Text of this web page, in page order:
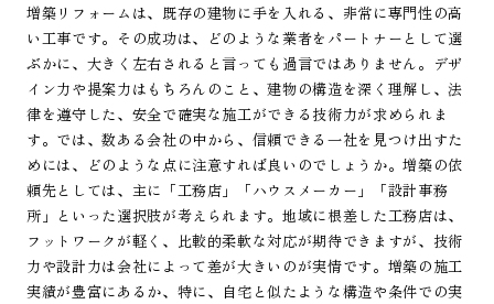
増築リフォームは、既存の建物に手を入れる、非常に専門性の高
い工事です。その成功は、どのような業者をパートナーとして選
ぶかに、大きく左右されると言っても過言ではありません。デザ
イン力や提案力はもちろんのこと、建物の構造を深く理解し、法
律を遵守した、安全で確実な施工ができる技術力が求められま
す。では、数ある会社の中から、信頼できる一社を見つけ出すた
めには、どのような点に注意すれば良いのでしょうか。増築の依
頼先としては、主に「工務店」「ハウスメーカー」「設計事務
所」といった選択肢が考えられます。地域に根差した工務店は、
フットワークが軽く、比較的柔軟な対応が期待できますが、技術
力や設計力は会社によって差が大きいのが実情です。増築の施工
実績が豊富にあるか、特に、自宅と似たような構造や条件での実